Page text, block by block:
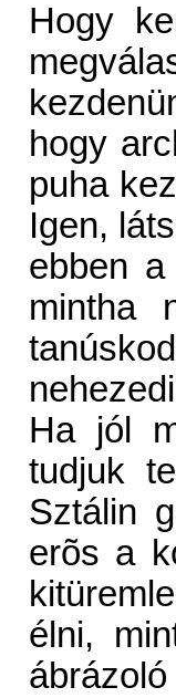
Hogy
hogy
puha
Igen,
ebben
mintha
Ha jól
tudjuk
Sztálin
erõs a
élni,